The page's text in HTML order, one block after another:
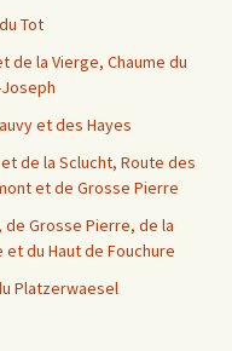
Tot
de la Vierge, Chaume du
et des Hayes
de la Sclucht, Route des
et de Grosse Pierre
de Grosse Pierre, de la
du Haut de Fouchure
Platzerwaesel